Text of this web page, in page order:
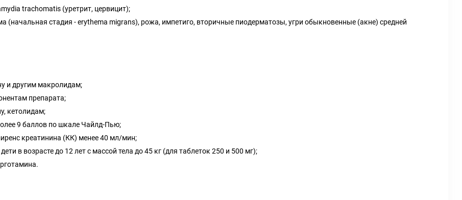
trachomatis (уретрит, цервицит);
(начальная стадия - erythema migrans), рожа, импетиго, вторичные пиодерматозы, угри обыкновенные (акне) средней
и другим макролидам;
препарата;
кетолидам;
9 баллов по шкале Чайлд-Пью;
креатинина (КК) менее 40 мл/мин;
в возрасте до 12 лет с массой тела до 45 кг (для таблеток 250 и 500 мг);